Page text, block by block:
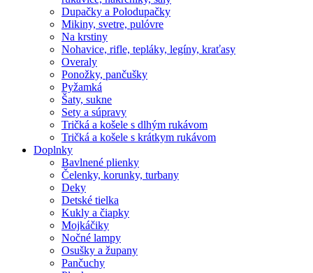
Dupačky a Polodupačky
Mikiny, svetre, pulóvre
Na krstiny
Nohavice, rifle, tepláky, legíny, kraťasy
Overaly
Ponožky, pančušky
Pyžamká
Šaty, sukne
Sety a súpravy
Tričká a košele s dlhým rukávom
Tričká a košele s krátkym rukávom
Doplnky
Bavlnené plienky
Čelenky, korunky, turbany
Deky
Detské tielka
Kukly a čiapky
Mojkáčiky
Nočné lampy
Osušky a župany
Pančuchy